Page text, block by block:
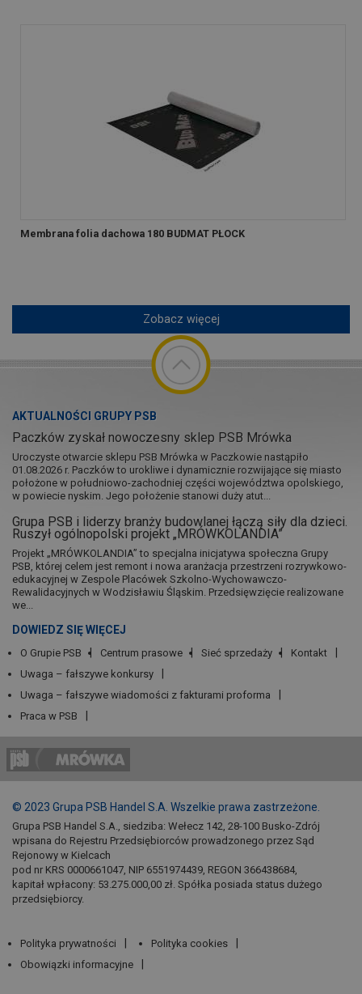
Membrana folia dachowa 180 BUDMAT PŁOCK
Zobacz więcej
AKTUALNOŚCI GRUPY PSB
Paczków zyskał nowoczesny sklep PSB Mrówka
Uroczyste otwarcie sklepu PSB Mrówka w Paczkowie nastąpiło
01.08.2026 r. Paczków to urokliwe i dynamicznie rozwijające się miasto
położone w południowo-zachodniej części województwa opolskiego,
w powiecie nyskim. Jego położenie stanowi duży atut...
Grupa PSB i liderzy branży budowlanej łączą siły dla dzieci.
Ruszył ogólnopolski projekt „MRÓWKOLANDIA”
Projekt „MRÓWKOLANDIA” to specjalna inicjatywa społeczna Grupy
PSB, której celem jest remont i nowa aranżacja przestrzeni rozrywkowo-
edukacyjnej w Zespole Placówek Szkolno-Wychowawczo-
Rewalidacyjnych w Wodzisławiu Śląskim. Przedsięwzięcie realizowane
we...
DOWIEDZ SIĘ WIĘCEJ
O Grupie PSB Centrum prasowe Sieć sprzedaży
Kontakt
Uwaga – fałszywe konkursy
Uwaga – fałszywe wiadomości z fakturami proforma
Praca w PSB
© 2023 Grupa PSB Handel S.A. Wszelkie prawa zastrzeżone.
Grupa PSB Handel S.A., siedziba: Wełecz 142, 28-100 Busko-Zdrój
wpisana do Rejestru Przedsiębiorców prowadzonego przez Sąd
Rejonowy w Kielcach
pod nr KRS 0000661047, NIP 6551974439, REGON 366438684,
kapitał wpłacony: 53.275.000,00 zł. Spółka posiada status dużego
przedsiębiorcy.
Polityka prywatności
Polityka cookies
Obowiązki informacyjne